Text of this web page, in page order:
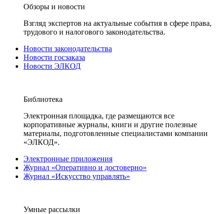
Обзоры и новости
Взгляд экспертов на актуальные события в сфере права,
трудового и налогового законодательства.
Новости законодательства
Новости госзаказа
Новости ЭЛКОД
Библиотека
Электронная площадка, где размещаются все
корпоративные журналы, книги и другие полезные
материалы, подготовленные специалистами компании
«ЭЛКОД».
Электронные приложения
Журнал «Оперативно и достоверно»
Журнал «Искусство управлять»
Умные рассылки